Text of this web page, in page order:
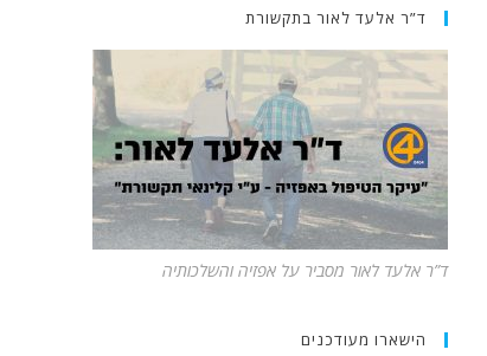
ד”ר אלעד לאור בתקשורת
ד”ר אלעד לאור מסביר על אפזיה והשלכותיה
הישארו מעודכנים